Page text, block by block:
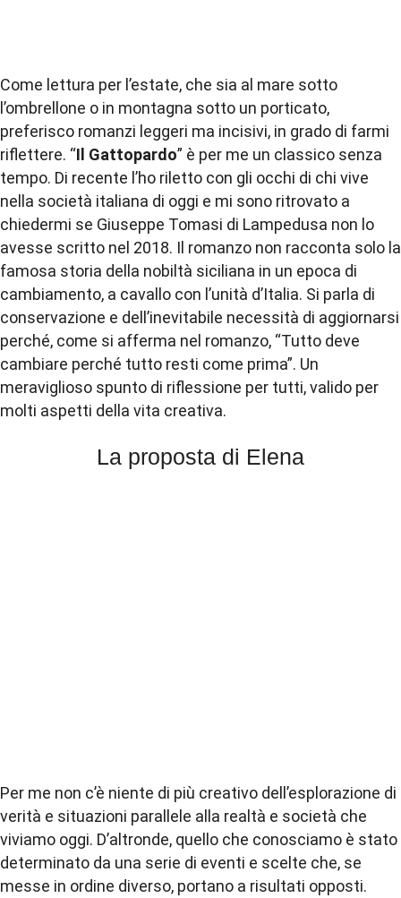
Come lettura per l’estate, che sia al mare sotto
l’ombrellone o in montagna sotto un porticato,
preferisco romanzi leggeri ma incisivi, in grado di farmi
riflettere. “Il Gattopardo” è per me un classico senza
tempo. Di recente l’ho riletto con gli occhi di chi vive
nella società italiana di oggi e mi sono ritrovato a
chiedermi se Giuseppe Tomasi di Lampedusa non lo
avesse scritto nel 2018. Il romanzo non racconta solo la
famosa storia della nobiltà siciliana in un epoca di
cambiamento, a cavallo con l’unità d’Italia. Si parla di
conservazione e dell’inevitabile necessità di aggiornarsi
perché, come si afferma nel romanzo, “Tutto deve
cambiare perché tutto resti come prima”. Un
meraviglioso spunto di riflessione per tutti, valido per
molti aspetti della vita creativa.
La proposta di Elena
Per me non c’è niente di più creativo dell’esplorazione di
verità e situazioni parallele alla realtà e società che
viviamo oggi. D’altronde, quello che conosciamo è stato
determinato da una serie di eventi e scelte che, se
messe in ordine diverso, portano a risultati opposti.